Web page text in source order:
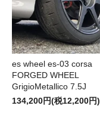
es wheel es-03 corsa
FORGED WHEEL
GrigioMetallico 7.5J
134,200円(税12,200円)